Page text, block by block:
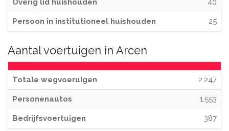
Overig lid huishouden 40
Persoon in institutioneel huishouden 25
Aantal voertuigen in Arcen
Totale wegvoeruigen 2.247
Personenautos 1.553
Bedrijfsvoertuigen 387